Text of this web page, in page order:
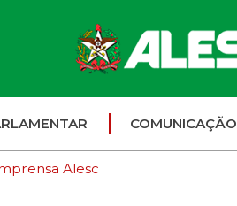
COMUNICAÇÃO
Alesc